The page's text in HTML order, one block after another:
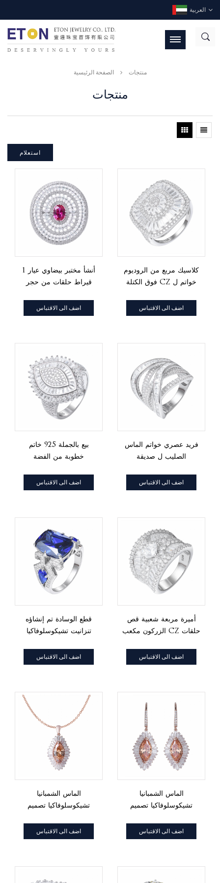
العربية
الصفحة الرئيسية منتجات
منتجات
استعلام
أنشأ مختبر بيضاوي عيار 1
قيراط حلقات من حجر
الفضة الاسترليني
اضف الى الاقتباس
كلاسيك مربع من الروديوم
فوق الكتلة cz خواتم ل
اضف الى الاقتباس
بيع بالجملة 925 خاتم
خطوبة من الفضة
ماركيز مرصع بالزركون
اضف الى الاقتباس
فريد عصري خواتم الماس
الصليب ل صديقة
اضف الى الاقتباس
قطع الوسادة تم إنشاؤه
تنزانيت تشيكوسلوفاكيا
الخطوبة الذكرى للمرأة
اضف الى الاقتباس
أميرة مربعة شعبية قص
الزركون مكعب CZ حلقات
اضف الى الاقتباس
الماس الشمبانيا
تشيكوسلوفاكيا تصميم
مجوهرات
اضف الى الاقتباس
الماس الشمبانيا
تشيكوسلوفاكيا تصميم
مجموعة مجوهرات
اضف الى الاقتباس